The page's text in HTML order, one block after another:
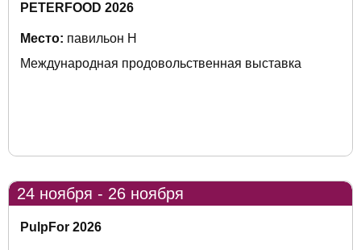
PETERFOOD 2026
Место: павильон H
Международная продовольственная выставка
24 ноября - 26 ноября
PulpFor 2026